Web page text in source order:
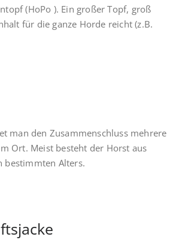
(HoPo ). Ein großer Topf, groß
für die ganze Horde reicht (z.B.
man den Zusammenschluss mehrere
Ort. Meist besteht der Horst aus
bestimmten Alters.